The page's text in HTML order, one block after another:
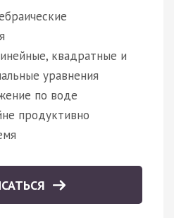
квадратные и
уравнения
по воде
продуктивно